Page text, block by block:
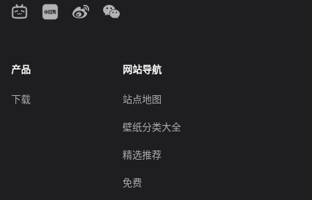
产品
下载
网站导航
站点地图
壁纸分类大全
精选推荐
免费